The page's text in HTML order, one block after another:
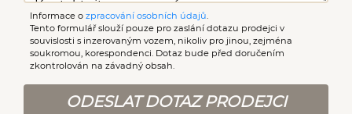
Informace o zpracování osobních údajů.
Tento formulář slouží pouze pro zaslání dotazu prodejci v
souvislosti s inzerovaným vozem, nikoliv pro jinou, zejména
soukromou, korespondenci. Dotaz bude před doručením
zkontrolován na závadný obsah.
ODESLAT DOTAZ PRODEJCI